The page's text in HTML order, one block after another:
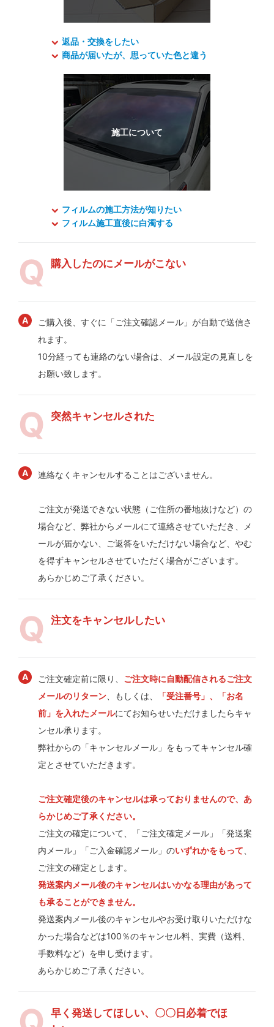
返品・交換をしたい
商品が届いたが、思っていた色と違う
フィルムの施工方法が知りたい
フィルム施工直後に白濁する
購入したのにメールがこない
ご購入後、すぐに「ご注文確認メール」が自動で送信さ
れます。
10分経っても連絡のない場合は、メール設定の見直しを
お願い致します。
突然キャンセルされた
連絡なくキャンセルすることはございません。
ご注文が発送できない状態（ご住所の番地抜けなど）の
場合など、弊社からメールにて連絡させていただき、メ
ールが届かない、ご返答をいただけない場合など、やむ
を得ずキャンセルさせていただく場合がございます。
あらかじめご了承ください。
注文をキャンセルしたい
ご注文確定前に限り、 ご注文時に自動配信されるご注文
メールのリターン 、もしくは、
「受注番号」、「お名
前」を入れたメールにてお知らせいただけましたらキャ
ンセル承ります。
弊社からの「キャンセルメール」をもってキャンセル確
定とさせていただきます。
ご注文確定後のキャンセルは承っておりませんので、あ
らかじめご了承ください。
ご注文の確定について、「ご注文確定メール」「発送案
内メール」「ご入金確認メール」のいずれかをもって
ご注文の確定とします。
発送案内メール後のキャンセルはいかなる理由があって
も承ることができません。
発送案内メール後のキャンセルやお受け取りいただけな
かった場合などは100％のキャンセル料、実費（送料、
手数料など）を申し受けます。
あらかじめご了承ください。
早く発送してほしい、〇〇日必着でほ